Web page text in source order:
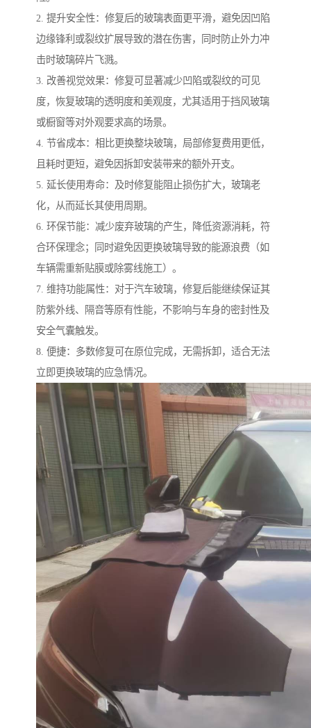
2. 提升安全性：修复后的玻璃表面更平滑，避免因凹陷
边缘锋利或裂纹扩展导致的潜在伤害，同时防止外力冲
击时玻璃碎片飞溅。
3. 改善视觉效果：修复可显著减少凹陷或裂纹的可见
度，恢复玻璃的透明度和美观度，尤其适用于挡风玻璃
或橱窗等对外观要求高的场景。
4. 节省成本：相比更换整块玻璃，局部修复费用更低，
且耗时更短，避免因拆卸安装带来的额外开支。
5. 延长使用寿命：及时修复能阻止损伤扩大，玻璃老
化，从而延长其使用周期。
6. 环保节能：减少废弃玻璃的产生，降低资源消耗，符
合环保理念；同时避免因更换玻璃导致的能源浪费（如
车辆需重新贴膜或除雾线施工）。
7. 维持功能属性：对于汽车玻璃，修复后能继续保证其
防紫外线、隔音等原有性能，不影响与车身的密封性及
安全气囊触发。
8. 便捷：多数修复可在原位完成，无需拆卸，适合无法
立即更换玻璃的应急情况。